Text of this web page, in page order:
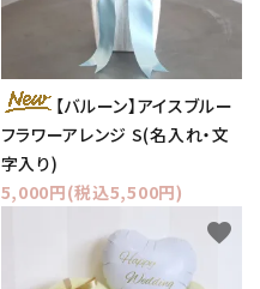
【バルーン】アイスブルー
フラワーアレンジ S(名入れ・文
字入り)
5,000円(税込5,500円)
favorite